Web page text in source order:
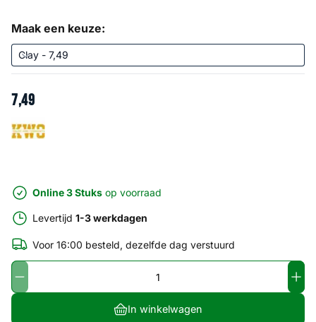
Maak een keuze:
7,49
Online 3 Stuks op voorraad
Levertijd 1-3 werkdagen
Voor 16:00 besteld, dezelfde dag verstuurd
In winkelwagen